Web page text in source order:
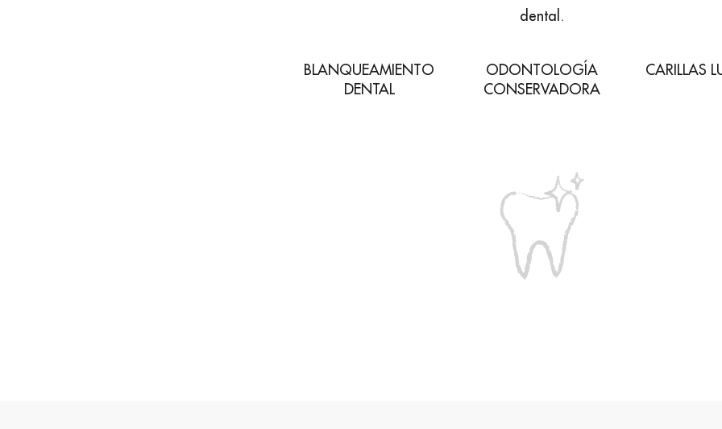
dental.
BLANQUEAMIENTO
DENTAL
ODONTOLOGÍA
CONSERVADORA
CARILLAS